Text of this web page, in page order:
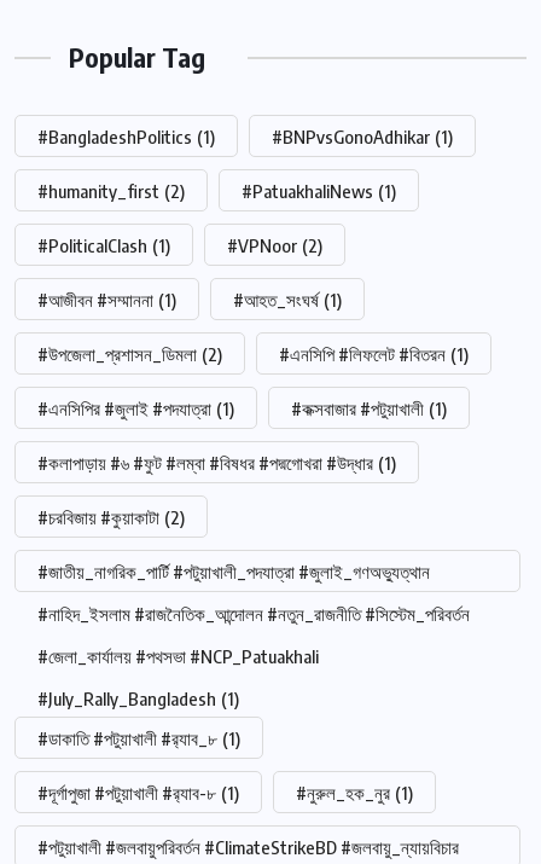
Popular Tag
#BangladeshPolitics (1) #BNPvsGonoAdhikar (1)
#humanity_first (2) #PatuakhaliNews (1)
#PoliticalClash (1) #VPNoor (2)
#আজীবন #সম্মাননা (1) #আহত_সংঘর্ষ (1)
#উপজেলা_প্রশাসন_ডিমলা (2) #এনসিপি #লিফলেট #বিতরন (1)
#এনসিপির #জুলাই #পদযাত্রা (1) #কক্সবাজার #পটুয়াখালী (1)
#কলাপাড়ায় #৬ #ফুট #লম্বা #বিষধর #পদ্মগোখরা #উদ্ধার (1)
#চরবিজায় #কুয়াকাটা (2)
#জাতীয়_নাগরিক_পার্টি #পটুয়াখালী_পদযাত্রা #জুলাই_গণঅভ্যুত্থান
#নাহিদ_ইসলাম #রাজনৈতিক_আন্দোলন #নতুন_রাজনীতি #সিস্টেম_পরিবর্তন
#জেলা_কার্যালয় #পথসভা #NCP_Patuakhali
#July_Rally_Bangladesh (1)
#ডাকাতি #পটুয়াখালী #র‍্যাব_৮ (1)
#দূর্গাপুজা #পটুয়াখালী #র‍্যাব-৮ (1) #নুরুল_হক_নুর (1)
#পটুয়াখালী #জলবায়ুপরিবর্তন #ClimateStrikeBD #জলবায়ু_ন্যায়বিচার